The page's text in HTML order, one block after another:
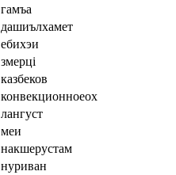
гамъа
дашиълхамет
ебихэи
змерці
казбеков
конвекционноеох
лангуст
меи
накшерустам
нуриван